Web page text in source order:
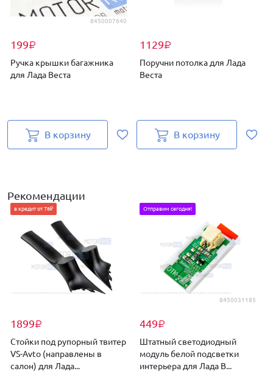
8450007640
199₽
Ручка крышки багажника
для Лада Веста
В корзину
1129₽
Поручни потолка для Лада
Веста
В корзину
Рекомендации
1899₽
в кредит от 78₽
Стойки под рупорный твитер
VS-Avto (направлены в
салон) для Лада...
8450031185
449₽
Отправим сегодня!
Штатный светодиодный
модуль белой подсветки
интерьера для Лада В...